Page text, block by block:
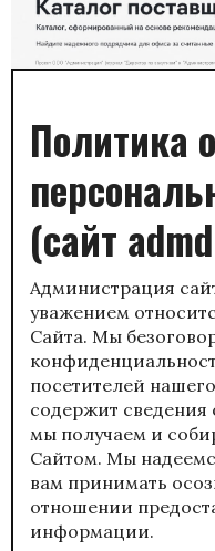
Политика
(сайт
Администрация
уважением
Сайта. Мы
посетителей
содержит
мы получаем и
Сайтом. Мы
вам принимать
отношении
информации.